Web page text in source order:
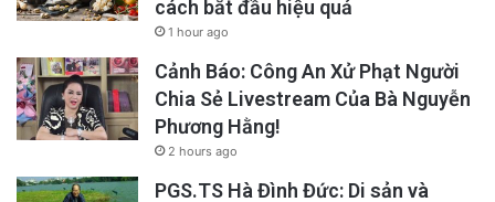
cách bắt đầu hiệu quả
1 hour ago
Cảnh Báo: Công An Xử Phạt Người
Chia Sẻ Livestream Của Bà Nguyễn
Phương Hằng!
2 hours ago
PGS.TS Hà Đình Đức: Di sản và